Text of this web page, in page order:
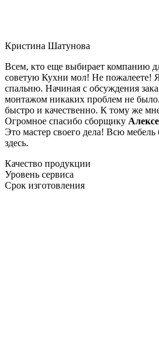
Кристина Шатунова
Всем, кто еще выбирает компанию
советую Кухни мол! Не пожалеете!
спальню. Начиная с обсуждения
монтажом никаких проблем не
быстро и качественно. К тому же
Огромное спасибо сборщику
Это мастер своего дела! Всю мебель
здесь.
Качество продукции
Уровень сервиса
Срок изготовления